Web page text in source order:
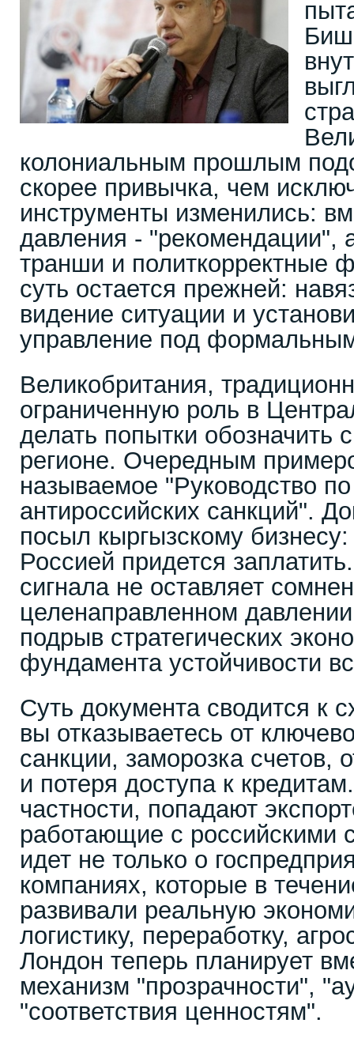
колониальным прошлым
скорее привычка, чем
инструменты изменились:
давления - "рекомендации",
транши и политкорректные
суть остается прежней:
видение ситуации и
управление под
Великобритания,
ограниченную роль в
делать попытки обозначить
регионе. Очередным
называемое "Руководство
антироссийских санкций".
посыл кыргызскому бизнесу:
Россией придется
сигнала не оставляет
целенаправленном
подрыв стратегических
фундамента устойчивости
Суть документа сводится к
вы отказываетесь от
санкции, заморозка счетов,
и потеря доступа к
частности, попадают
работающие с российскими
идет не только о
компаниях, которые в
развивали реальную
логистику, переработку,
Лондон теперь планирует
механизм "прозрачности",
"соответствия ценностям".